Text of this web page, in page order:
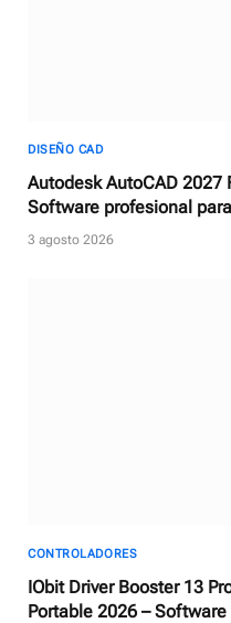
DISEÑO CAD
Autodesk AutoCAD 2027
Software profesional
3 agosto 2026
CONTROLADORES
IObit Driver Booster 13
Portable 2026 –